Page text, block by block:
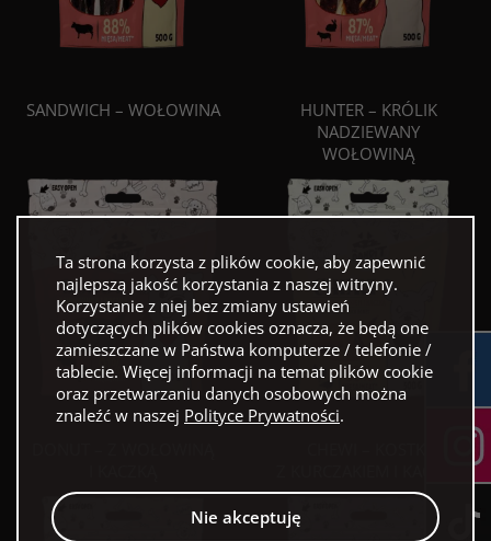
SANDWICH – WOŁOWINA
HUNTER – KRÓLIK
NADZIEWANY
WOŁOWINĄ
Ta strona korzysta z plików cookie, aby zapewnić
najlepszą jakość korzystania z naszej witryny.
Korzystanie z niej bez zmiany ustawień
dotyczących plików cookies oznacza, że będą one
zamieszczane w Państwa komputerze / telefonie /
tablecie. Więcej informacji na temat plików cookie
oraz przetwarzaniu danych osobowych można
znaleźć w naszej Polityce Prywatności.
Nie akceptuję